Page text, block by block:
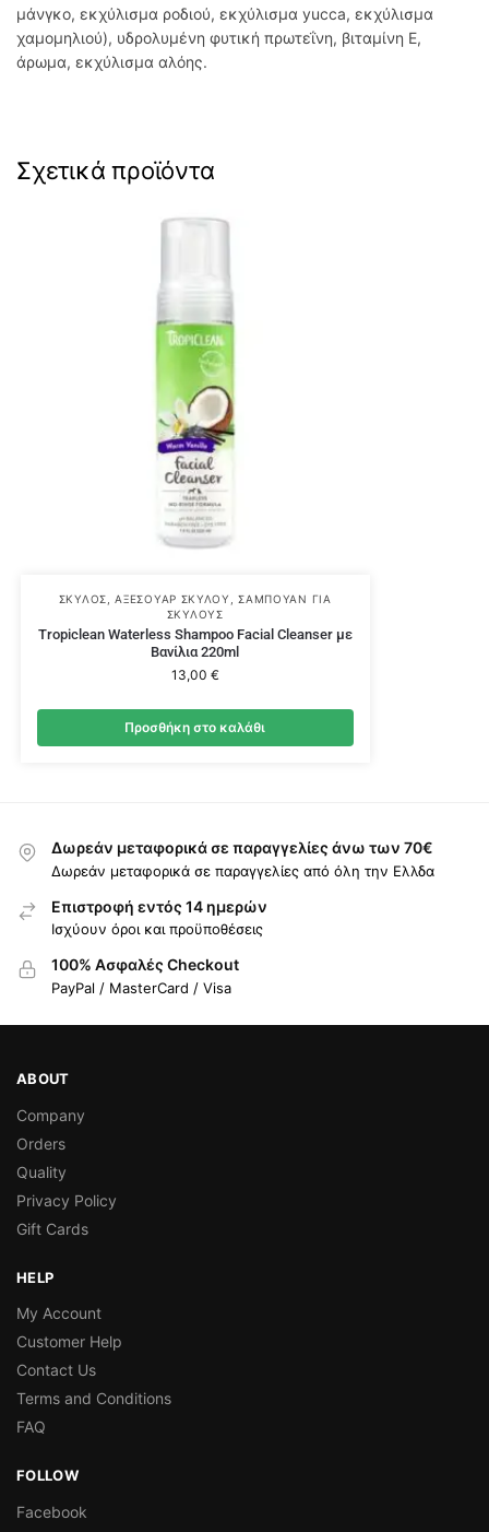
μάνγκο, εκχύλισμα ροδιού, εκχύλισμα yucca, εκχύλισμα
χαμομηλιού), υδρολυμένη φυτική πρωτεΐνη, βιταμίνη Ε,
άρωμα, εκχύλισμα αλόης.
Σχετικά προϊόντα
ΣΚΎΛΟΣ ,ΑΞΕΣΟΥΆΡ ΣΚΎΛΟΥ ,ΣΑΜΠΟΥΆΝ ΓΙΑ
ΣΚΎΛΟΥΣ
Tropiclean Waterless Shampoo Facial Cleanser με
Βανίλια 220ml
13,00 €
Προσθήκη στο καλάθι
Δωρεάν μεταφορικά σε παραγγελίες άνω των 70€
Δωρεάν μεταφορικά σε παραγγελίες από όλη την Ελλδα
Επιστροφή εντός 14 ημερών
Ισχύουν όροι και προϋποθέσεις
100% Ασφαλές Checkout
PayPal / MasterCard / Visa
ABOUT
Company
Orders
Quality
Privacy Policy
Gift Cards
HELP
My Account
Customer Help
Contact Us
Terms and Conditions
FAQ
FOLLOW
Facebook